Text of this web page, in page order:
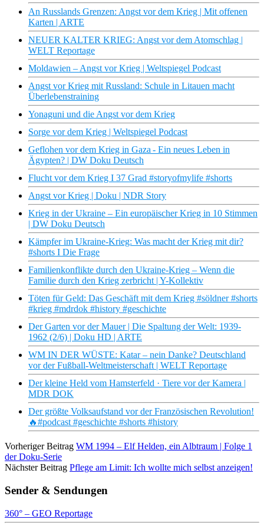
An Russlands Grenzen: Angst vor dem Krieg | Mit offenen
Karten | ARTE
NEUER KALTER KRIEG: Angst vor dem Atomschlag |
WELT Reportage
Moldawien – Angst vor Krieg | Weltspiegel Podcast
Angst vor Krieg mit Russland: Schule in Litauen macht
Überlebenstraining
Yonaguni und die Angst vor dem Krieg
Sorge vor dem Krieg | Weltspiegel Podcast
Geflohen vor dem Krieg in Gaza - Ein neues Leben in
Ägypten? | DW Doku Deutsch
Flucht vor dem Krieg I 37 Grad #storyofmylife #shorts
Angst vor Krieg | Doku | NDR Story
Krieg in der Ukraine – Ein europäischer Krieg in 10 Stimmen
| DW Doku Deutsch
Kämpfer im Ukraine-Krieg: Was macht der Krieg mit dir?
#shorts I Die Frage
Familienkonflikte durch den Ukraine-Krieg – Wenn die
Familie durch den Krieg zerbricht | Y-Kollektiv
Töten für Geld: Das Geschäft mit dem Krieg #söldner #shorts
#krieg #mdrdok #history #geschichte
Der Garten vor der Mauer | Die Spaltung der Welt: 1939-
1962 (2/6) | Doku HD | ARTE
WM IN DER WÜSTE: Katar – nein Danke? Deutschland
vor der Fußball-Weltmeisterschaft | WELT Reportage
Der kleine Held vom Hamsterfeld · Tiere vor der Kamera |
MDR DOK
Der größte Volksaufstand vor der Französischen Revolution!
🔥#podcast #geschichte #shorts #history
Vorheriger Beitrag WM 1994 – Elf Helden, ein Albtraum | Folge 1
der Doku-Serie
Nächster Beitrag Pflege am Limit: Ich wollte mich selbst anzeigen!
Sender & Sendungen
360° – GEO Reportage